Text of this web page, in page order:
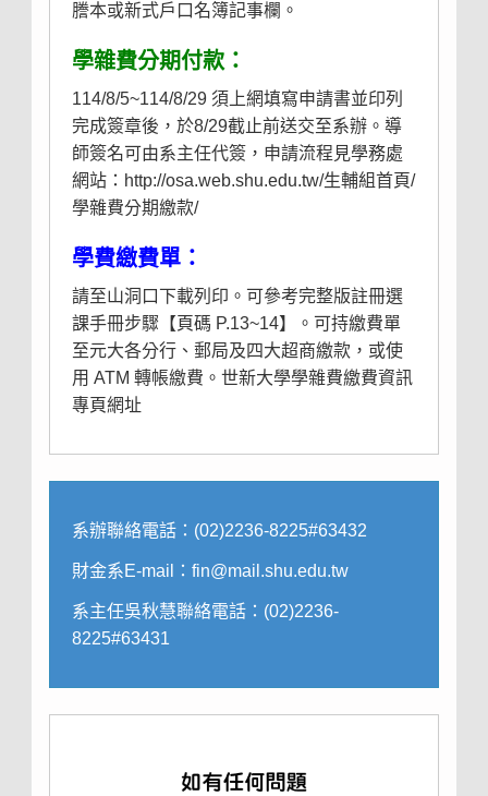
謄本或新式戶口名簿記事欄。
學雜費分期付款：
114/8/5~114/8/29 須上網填寫申請書並印列
完成簽章後，於8/29截止前送交至系辦。導
師簽名可由系主任代簽，申請流程見學務處
網站： http://osa.web.shu.edu.tw/生輔組首頁/
學雜費分期繳款/
學費繳費單：
請至山洞口下載列印。可參考完整版註冊選
課手冊步驟【頁碼 P.13~14】。可持繳費單
至元大各分行、郵局及四大超商繳款，或使
用 ATM 轉帳繳費。 世新大學學雜費繳費資訊
專頁網址
系辦聯絡電話：(02)2236-8225#63432
財金系E-mail：fin@mail.shu.edu.tw
系主任吳秋慧聯絡電話：(02)2236-
8225#63431